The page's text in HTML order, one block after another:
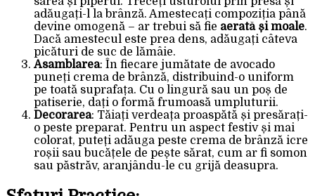
adăugați-l la brânză. Amestecați compoziția până
devine omogenă – ar trebui să fie aerată și moale.
Dacă amestecul este prea dens, adăugați câteva
picături de suc de lămâie.
Asamblarea: În fiecare jumătate de avocado
puneți crema de brânză, distribuind-o uniform
pe toată suprafața. Cu o lingură sau un poș de
patiserie, dați o formă frumoasă umpluturii.
Decorarea: Tăiați verdeața proaspătă și presărați-
o peste preparat. Pentru un aspect festiv și mai
colorat, puteți adăuga peste crema de brânză icre
roșii sau bucățele de pește sărat, cum ar fi somon
sau păstrăv, aranjându-le cu grijă deasupra.